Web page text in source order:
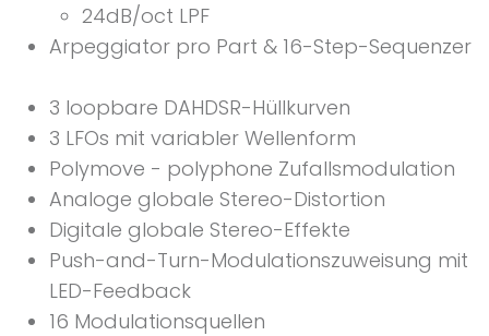
24dB/oct LPF
Arpeggiator pro Part & 16-Step-Sequenzer
3 loopbare DAHDSR-Hüllkurven
3 LFOs mit variabler Wellenform
Polymove - polyphone Zufallsmodulation
Analoge globale Stereo-Distortion
Digitale globale Stereo-Effekte
Push-and-Turn-Modulationszuweisung mit
LED-Feedback
16 Modulationsquellen